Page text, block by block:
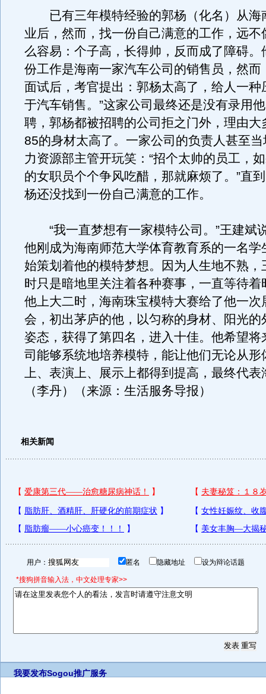
已有三年模特经验的郭杨（化名）从海
业后，然而，找一份自己满意的工作，远不
么容易：个子高，长得帅，反而成了障碍。
份工作是海南一家汽车公司的销售员，然而
面试后，考官提出：郭杨太高了，给人一种
于汽车销售。”这家公司最终还是没有录用
聘，郭杨都被招聘的公司拒之门外，理由大
85的身材太高了。一家公司的负责人甚至
力资源部主管开玩笑：“招个太帅的员工，
的女职员个个争风吃醋，那就麻烦了。”直
杨还没找到一份自己满意的工作。
“我一直梦想有一家模特公司。”王建斌
他刚成为海南师范大学体育教育系的一名学
始策划着他的模特梦想。因为人生地不熟，
时只是暗地里关注着各种赛事，一直等待着
他上大二时，海南珠宝模特大赛给了他一次
会，初出茅庐的他，以匀称的身材、阳光的
姿态，获得了第四名，进入十佳。他希望将
司能够系统地培养模特，能让他们无论从形
上、表演上、展示上都得到提高，最终代表
（李丹）（来源：生活服务导报）
相关新闻
用户： 匿名 隐藏地址 设为辩论话题
*搜狗拼音输入法，中文处理专家>>
我要发布Sogou推广服务